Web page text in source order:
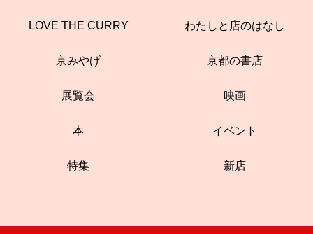
LOVE THE CURRY わたしと店のはなし
京みやげ 京都の書店
展覧会 映画
本 イベント
特集 新店